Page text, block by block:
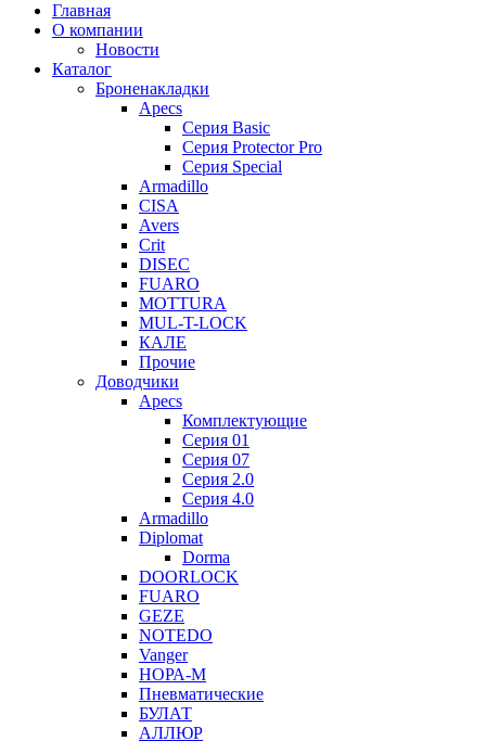
Главная
О компании
Новости
Каталог
Броненакладки
Apecs
Серия Basic
Серия Protector Pro
Серия Special
Armadillo
CISA
Avers
Crit
DISEC
FUARO
MOTTURA
MUL-T-LOCK
КАЛЕ
Прочие
Доводчики
Apecs
Комплектующие
Серия 01
Серия 07
Серия 2.0
Серия 4.0
Armadillo
Diplomat
Dorma
DOORLOCK
FUARO
GEZE
NOTEDO
Vanger
НОРА-М
Пневматические
БУЛАТ
АЛЛЮР